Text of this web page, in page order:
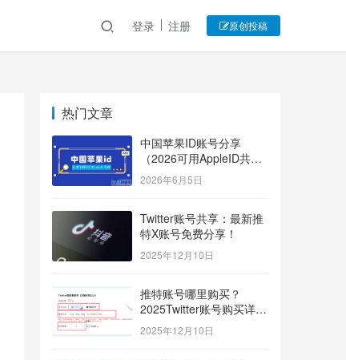
登录 注册 原创投稿
热门文章
中国苹果ID账号分享
（2026可用AppleID共享
账号）
2026年6月5日
Twitter账号共享：最新推
特X账号免费分享！
2025年12月10日
推特账号哪里购买？
2025Twitter账号购买详细
指南！
2025年12月10日